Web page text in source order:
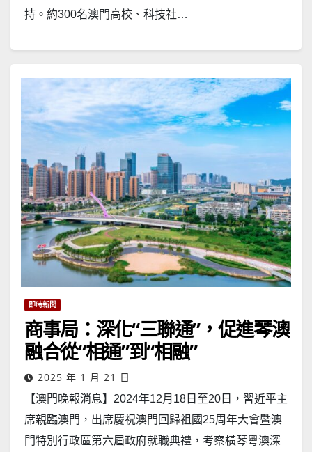
持。約300名澳門高校、科技社…
即時新聞
商事局：深化“三聯通”，促進琴澳
融合從“相通”到“相融”
2025 年 1 月 21 日
【澳門晚報消息】2024年12月18日至20日，習近平主
席親臨澳門，出席慶祝澳門回歸祖國25周年大會暨澳
門特別行政區第六屆政府就職典禮，考察橫琴粵澳深